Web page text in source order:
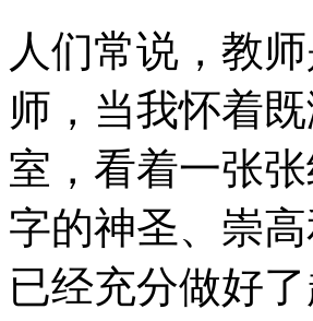
人们常说，教
师，当我怀着
室，看着一张
字的神圣、崇
已经充分做好